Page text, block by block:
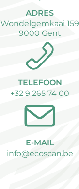
ADRES
Wondelgemkaai 159
9000 Gent
TELEFOON
+32 9 265 74 00
E-MAIL
info@ecoscan.be